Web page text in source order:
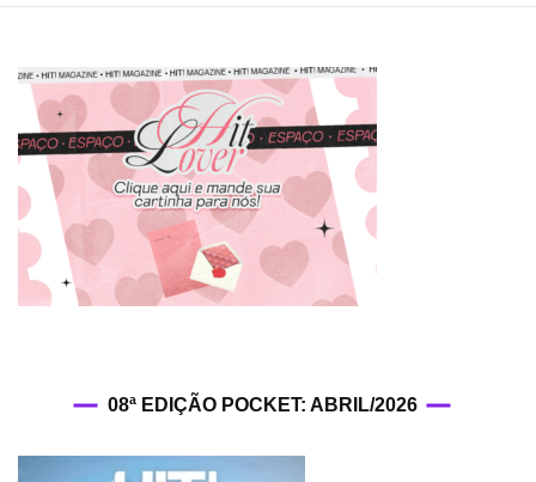
08ª EDIÇÃO POCKET: ABRIL/2026